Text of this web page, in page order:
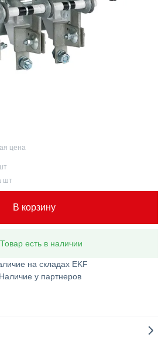
цена
шт
В корзину
Товар есть в наличии
на складах EKF
Наличие у партнеров